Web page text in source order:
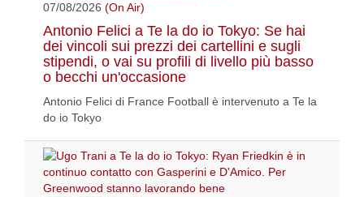
07/08/2026 (On Air)
Antonio Felici a Te la do io Tokyo: Se hai
dei vincoli sui prezzi dei cartellini e sugli
stipendi, o vai su profili di livello più basso
o becchi un'occasione
Antonio Felici di France Football è intervenuto a Te la
do io Tokyo